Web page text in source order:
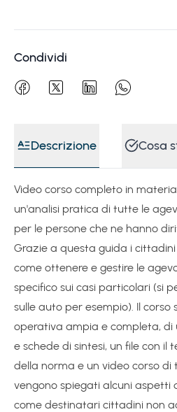
Condividi
Descrizione Cosa
Video corso completo in materia
un'analisi pratica di tutte le
per le persone che ne hanno
Grazie a questa guida i
come ottenere e gestire le
specifico sui casi particolari (si
sulle auto per esempio). Il
operativa ampia e completa, di
e schede di sintesi, un file con il
della norma e un video corso di
vengono spiegati alcuni aspetti
come destinatari cittadini non